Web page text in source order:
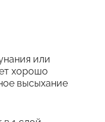
или
хорошо
высыхание